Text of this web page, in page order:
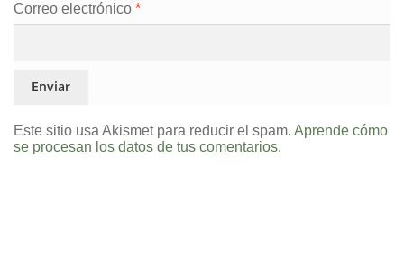
Correo electrónico *
Este sitio usa Akismet para reducir el spam. Aprende cómo
se procesan los datos de tus comentarios.